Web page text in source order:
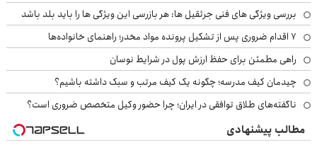
بررسی ویژگی های فنی جرثقیل ها: هر بازرسی این ویژگی ها را باید بلد باشد
۷ اقدام ضروری پس از تشکیل پرونده مواد مخدر؛ راهنمای خانواده‌ها
راهی مطمئن برای حفظ ارزش پول در شرایط نوسان
چیدمان کیف مدرسه؛ چگونه یک کیف مرتب و سبک داشته باشیم؟
ناگفته‌های طلاق توافقی در ایران؛ چرا حضور وکیل متخصص ضروری است؟
مطالب پیشنهادی